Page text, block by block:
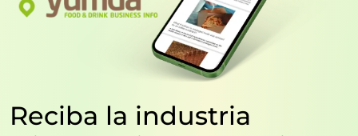
Reciba la industria